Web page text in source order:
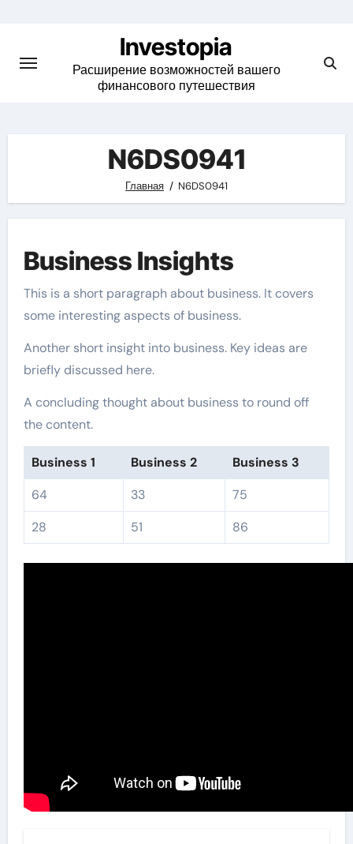
content
Investopia
Расширение возможностей вашего
финансового путешествия
N6DS0941
Главная N6DS0941
Business Insights
This is a short paragraph about business. It covers
some interesting aspects of business.
Another short insight into business. Key ideas are
briefly discussed here.
A concluding thought about business to round off
the content.
Business 1 Business 2
Business 3
64
33
75
28
51 86